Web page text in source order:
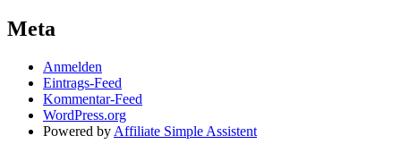
Meta
Anmelden
Eintrags-Feed
Kommentar-Feed
WordPress.org
Powered by Affiliate Simple Assistent